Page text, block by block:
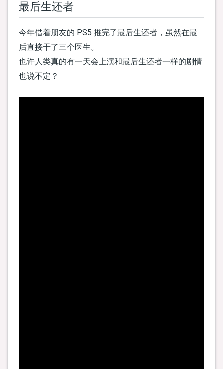
最后生还者
今年借着朋友的 PS5 推完了最后生还者，虽然在最
后直接干了三个医生。
也许人类真的有一天会上演和最后生还者一样的剧情
也说不定？